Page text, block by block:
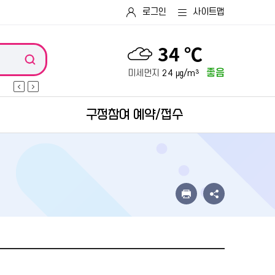
로그인 사이트맵
34 ℃
미세먼지 24 ㎍/m³ 좋음
구정참여 예약/접수